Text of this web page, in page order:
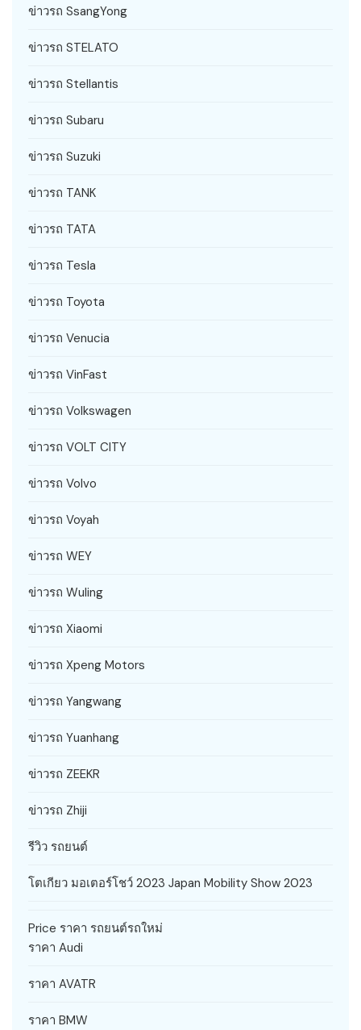
ข่าวรถ SsangYong
ข่าวรถ STELATO
ข่าวรถ Stellantis
ข่าวรถ Subaru
ข่าวรถ Suzuki
ข่าวรถ TANK
ข่าวรถ TATA
ข่าวรถ Tesla
ข่าวรถ Toyota
ข่าวรถ Venucia
ข่าวรถ VinFast
ข่าวรถ Volkswagen
ข่าวรถ VOLT CITY
ข่าวรถ Volvo
ข่าวรถ Voyah
ข่าวรถ WEY
ข่าวรถ Wuling
ข่าวรถ Xiaomi
ข่าวรถ Xpeng Motors
ข่าวรถ Yangwang
ข่าวรถ Yuanhang
ข่าวรถ ZEEKR
ข่าวรถ Zhiji
รีวิว รถยนต์
โตเกียว มอเตอร์โชว์ 2023 Japan Mobility Show 2023
Price ราคา รถยนต์รถใหม่
ราคา Audi
ราคา AVATR
ราคา BMW